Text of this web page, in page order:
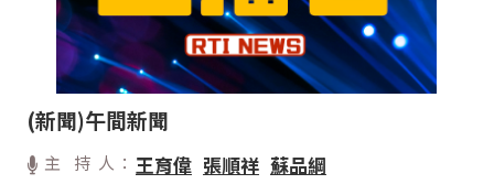
(新聞)午間新聞
主 持 人： 王育偉 張順祥 蘇品綱